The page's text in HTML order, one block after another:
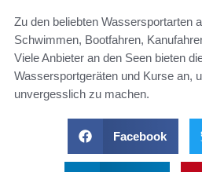
Zu den beliebten Wassersportarten
Schwimmen, Bootfahren,
Viele Anbieter an den Seen bieten
Wassersportgeräten und Kurse an,
unvergesslich zu machen.
Facebook